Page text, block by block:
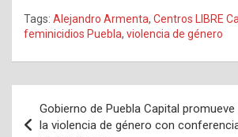
Tags: Alejandro Armenta, Centros LIBRE
feminicidios Puebla, violencia de género
de
Gobierno de Puebla Capital
la violencia de género con